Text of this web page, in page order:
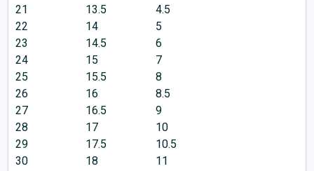
21
13.5
4.5
22
14
5
23
14.5
6
24
15
7
25
15.5
8
26
16
8.5
27
16.5
9
28
17
10
29
17.5
10.5
30
18
11